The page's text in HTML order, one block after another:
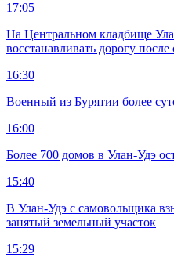
17:05
На Центральном кладбище
восстанавливать дорогу
16:30
Военный из Бурятии более
16:00
Более 700 домов в Улан-Удэ
15:40
В Улан-Удэ с самовольщика
занятый земельный участок
15:29